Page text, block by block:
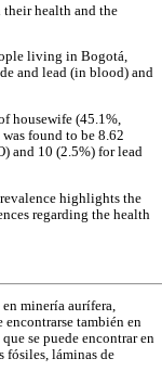
health and the
living in Bogotá,
and lead (in blood) and
housewife (45.1%,
found to be 8.62
and 10 (2.5%) for lead
highlights the
regarding the health
minería aurífera,
también en
se puede encontrar en
fósiles, láminas de